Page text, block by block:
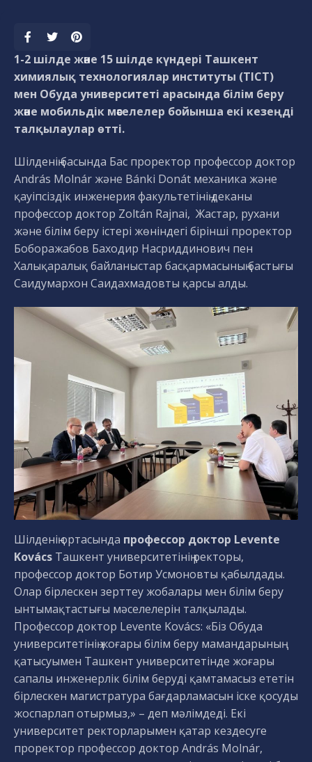
1-2 шілде және 15 шілде күндері Ташкент
химиялық технологиялар институты (TICT)
мен Обуда университеті арасында білім беру
және мобильдік мәселелер бойынша екі кезеңді
талқылаулар өтті.
Шілденің басында Бас проректор профессор доктор
András Molnár және Bánki Donát механика және
қауіпсіздік инженерия факультетінің деканы
профессор доктор Zoltán Rajnai, Жастар, рухани
және білім беру істері жөніндегі бірінші проректор
Боборажабов Баходир Насриддинович пен
Халықаралық байланыстар басқармасының бастығы
Саидумархон Саидахмадовты қарсы алды.
Шілденің ортасында профессор доктор Levente
Kovács Ташкент университетінің ректоры,
профессор доктор Ботир Усмоновты қабылдады.
Олар бірлескен зерттеу жобалары мен білім беру
ынтымақтастығы мәселелерін талқылады.
Профессор доктор Levente Kovács: «Біз Обуда
университетінің жоғары білім беру мамандарының
қатысуымен Ташкент университетінде жоғары
сапалы инженерлік білім беруді қамтамасыз ететін
бірлескен магистратура бағдарламасын іске қосуды
жоспарлап отырмыз,» – деп мәлімдеді. Екі
университет ректорларымен қатар кездесуге
проректор профессор доктор András Molnár,